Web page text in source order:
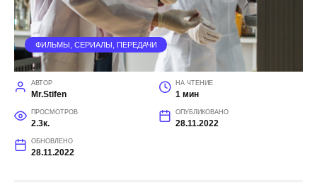
ФИЛЬМЫ, СЕРИАЛЫ, ПЕРЕДАЧИ
АВТОР
Mr.Stifen
НА ЧТЕНИЕ
1 мин
ПРОСМОТРОВ
2.3к.
ОПУБЛИКОВАНО
28.11.2022
ОБНОВЛЕНО
28.11.2022